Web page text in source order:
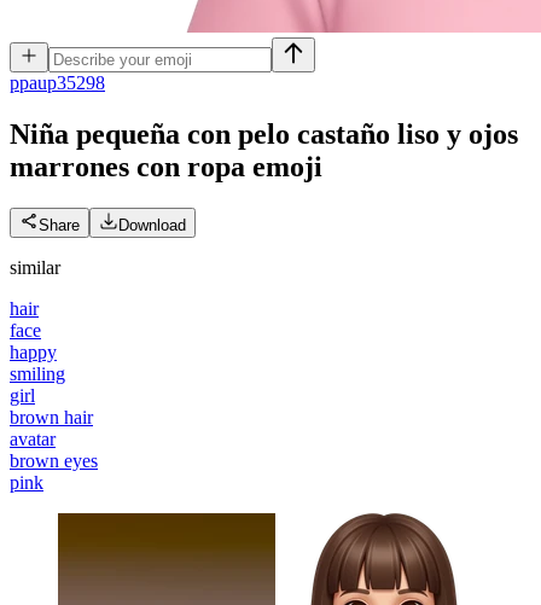
ppaup35298
Niña pequeña con pelo castaño liso y ojos
marrones con ropa emoji
Share Download
similar
hair
face
happy
smiling
girl
brown hair
avatar
brown eyes
pink